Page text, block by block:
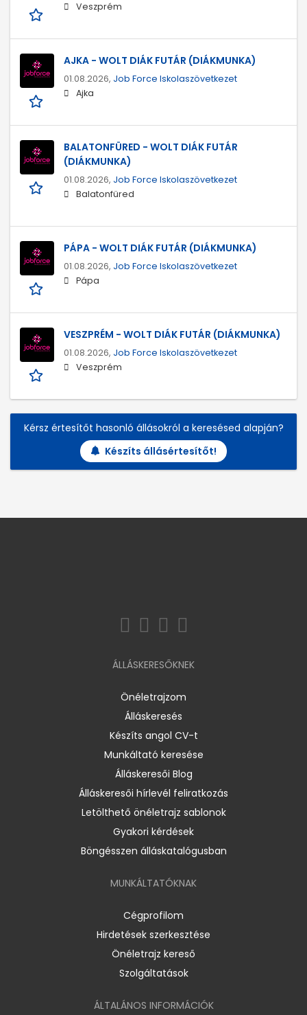
Veszprém
AJKA - WOLT DIÁK FUTÁR (DIÁKMUNKA)
01.08.2026, Job Force Iskolaszövetkezet
Ajka
BALATONFÜRED - WOLT DIÁK FUTÁR
(DIÁKMUNKA)
01.08.2026, Job Force Iskolaszövetkezet
Balatonfüred
PÁPA - WOLT DIÁK FUTÁR (DIÁKMUNKA)
01.08.2026, Job Force Iskolaszövetkezet
Pápa
VESZPRÉM - WOLT DIÁK FUTÁR (DIÁKMUNKA)
01.08.2026, Job Force Iskolaszövetkezet
Veszprém
Kérsz értesítőt hasonló állásokról a keresésed alapján?
Készíts állásértesítőt!
ÁLLÁSKERESŐKNEK
Önéletrajzom
Álláskeresés
Készíts angol CV-t
Munkáltató keresése
Álláskeresői Blog
Álláskeresői hírlevél feliratkozás
Letölthető önéletrajz sablonok
Gyakori kérdések
Böngésszen álláskatalógusban
MUNKÁLTATÓKNAK
Cégprofilom
Hirdetések szerkesztése
Önéletrajz kereső
Szolgáltatások
ÁLTALÁNOS INFORMÁCIÓK